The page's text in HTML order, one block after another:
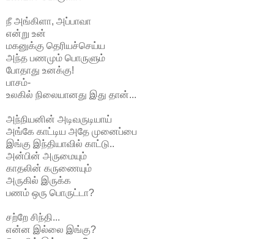
நீ அங்கிளா, அப்பாவா
என்று உன்
மகனுக்கு தெரியச்செய்ய
அந்த பணமும் பொருளும்
போதாது உனக்கு!
பாசம்-
உலகில் நிலையானது இது தான்...
அந்நியனின் அடிவருடியாய்
அங்கே காட்டிய அதே முனைப்பை
இங்கு இந்தியாவில் காட்டு..
அன்பின் அருமையும்
காதலின் கருணையும்
அருகில் இருக்க
பணம் ஒரு பொருட்டா?
சற்றே சிந்தி...
என்ன இல்லை இங்கு?